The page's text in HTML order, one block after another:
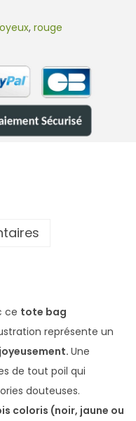
, rouge
ce tote bag
représente un
Une
de tout poil qui
douteuses.
coloris (noir, jaune ou